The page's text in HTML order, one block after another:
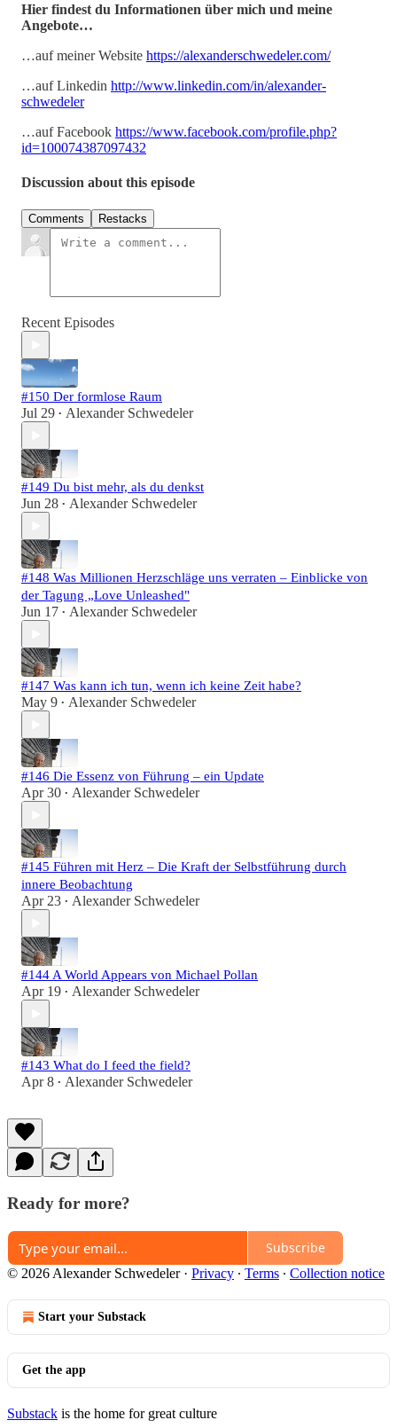
Hier findest du Informationen über mich und meine
Angebote…
…auf meiner Website https://alexanderschwedeler.com/
…auf Linkedin http://www.linkedin.com/in/alexander-
schwedeler
…auf Facebook https://www.facebook.com/profile.php?
id=100074387097432
Discussion about this episode
Comments Restacks
Recent Episodes
#150 Der formlose Raum
Jul 29 • Alexander Schwedeler
#149 Du bist mehr, als du denkst
Jun 28 • Alexander Schwedeler
#148 Was Millionen Herzschläge uns verraten – Einblicke von
der Tagung „Love Unleashed"
Jun 17 • Alexander Schwedeler
#147 Was kann ich tun, wenn ich keine Zeit habe?
May 9 • Alexander Schwedeler
#146 Die Essenz von Führung – ein Update
Apr 30 • Alexander Schwedeler
#145 Führen mit Herz – Die Kraft der Selbstführung durch
innere Beobachtung
Apr 23 • Alexander Schwedeler
#144 A World Appears von Michael Pollan
Apr 19 • Alexander Schwedeler
#143 What do I feed the field?
Apr 8 • Alexander Schwedeler
Ready for more?
Subscribe
© 2026 Alexander Schwedeler· Privacy ∙ Terms ∙ Collection notice
Start your Substack
Get the app
Substack is the home for great culture